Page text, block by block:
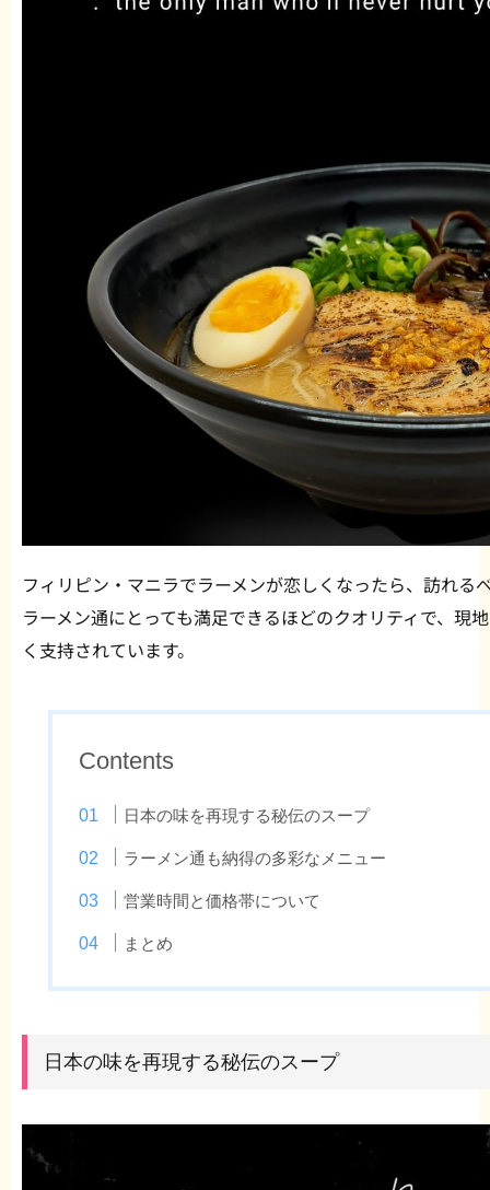
フィリピン・マニラでラーメンが恋しくなったら、訪れ
ラーメン通にとっても満足できるほどのクオリティで、現
く支持されています。
Contents
日本の味を再現する秘伝のスープ
ラーメン通も納得の多彩なメニュー
営業時間と価格帯について
まとめ
日本の味を再現する秘伝のスープ